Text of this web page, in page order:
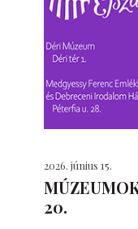
2026. június 15.
20.